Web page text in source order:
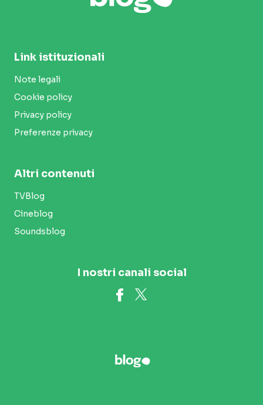
Link istituzionali
Note legali
Cookie policy
Privacy policy
Preferenze privacy
Altri contenuti
TVBlog
Cineblog
Soundsblog
I nostri canali social